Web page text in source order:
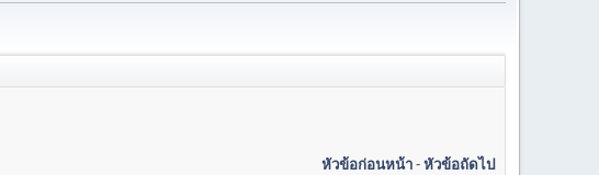
หัวข้อก่อนหน้า-หัวข้อถัดไป